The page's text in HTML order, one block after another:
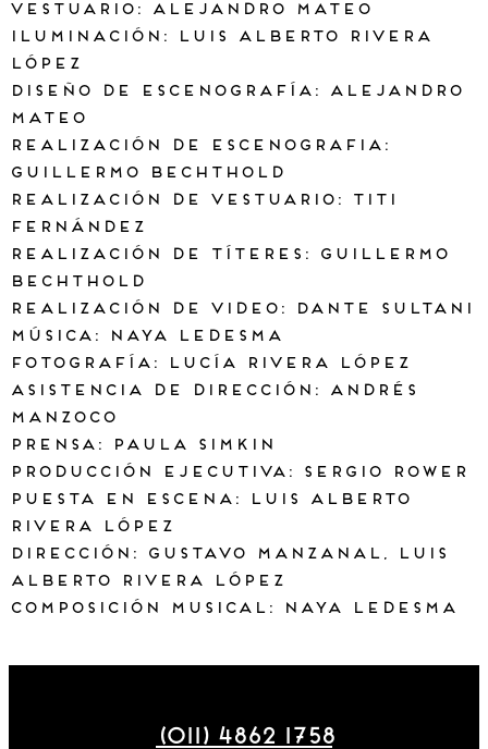
Vestuario: Alejandro Mateo
Iluminación: Luis Alberto Rivera
López
Diseño de escenografía: Alejandro
Mateo
Realización de escenografia:
Guillermo Bechthold
Realización de vestuario: Titi
Fernández
Realización de títeres: Guillermo
Bechthold
Realización de video: Dante Sultani
Música: Naya Ledesma
Fotografía: Lucía Rivera López
Asistencia de dirección: Andrés
Manzoco
Prensa: Paula Simkin
Producción ejecutiva: Sergio Rower
Puesta en escena: Luis Alberto
Rivera López
Dirección: Gustavo Manzanal, Luis
Alberto Rivera López
Composición Musical: Naya Ledesma
(011) 4862 1758